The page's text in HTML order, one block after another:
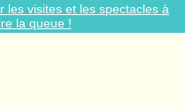
les visites et les spectacles à
la queue !